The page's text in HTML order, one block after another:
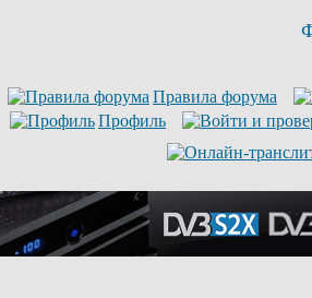
Правила форума
Профиль